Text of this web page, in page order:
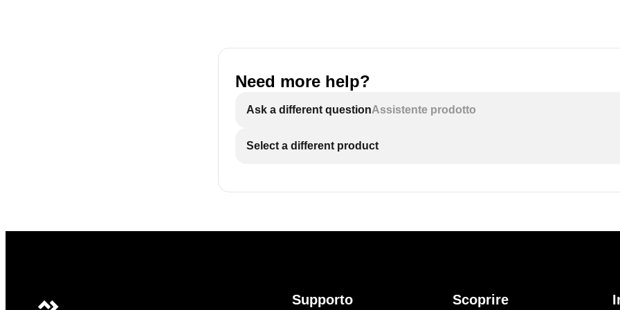
Need more help?
Ask a different questionAssistente prodotto
Select a different product
Supporto Scoprire